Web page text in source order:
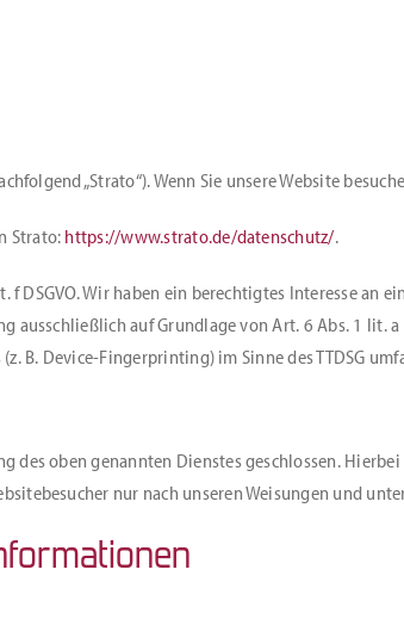
„Strato“). Wenn Sie unsere Website
Strato: https://www.strato.de/datenschutz/.
DSGVO. Wir haben ein berechtigtes Interesse an
auf Grundlage von Art. 6 Abs. 1 lit.
B. Device-Fingerprinting) im Sinne des TTDSG
des oben genannten Dienstes geschlossen.
nur nach unseren Weisungen und